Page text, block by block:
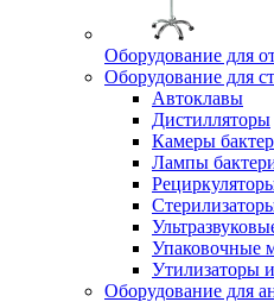
Оборудование для
Оборудование для
Автоклавы
Дистилляторы
Камеры
Лампы
Упаковочные
Утилизаторы
Оборудование для